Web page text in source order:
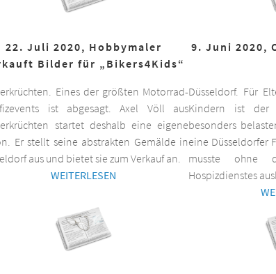
22. Juli 2020, Hobbymaler
Bilder für „Bikers4Kids“
Eines der größten Motorrad-
ist abgesagt. Axel Völl aus
startet deshalb eine eigene
Er stellt seine abstrakten Gemälde in
aus und bietet sie zum Verkauf an.
WEITERLESEN
9. Juni 2020,
Düsseldorf. Für
Kindern ist der
besonders
eine Düsseldorfer
musste ohne
Hospizdienstes